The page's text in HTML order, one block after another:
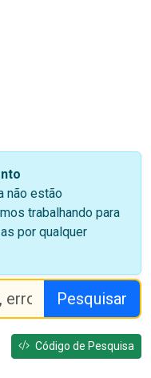
não estão
trabalhando para
por qualquer
Pesquisar
Código de Pesquisa